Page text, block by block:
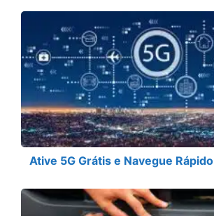
Ative 5G Grátis e Navegue Rápido